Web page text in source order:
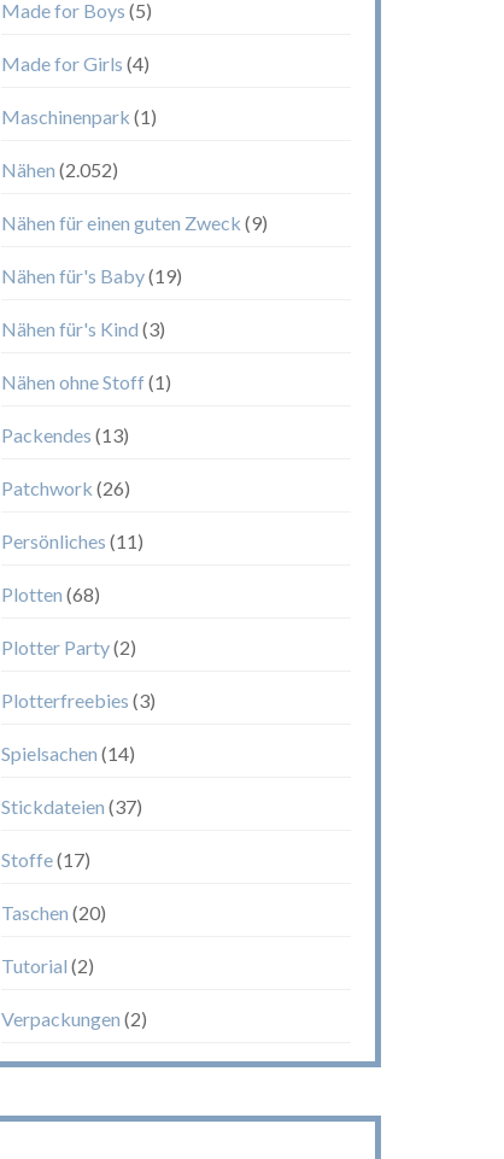
Made for Boys (5)
Made for Girls (4)
Maschinenpark (1)
Nähen (2.052)
Nähen für einen guten Zweck (9)
Nähen für's Baby(19)
Nähen für's Kind (3)
Nähen ohne Stoff (1)
Packendes (13)
Patchwork (26)
Persönliches (11)
Plotten (68)
Plotter Party(2)
Plotterfreebies (3)
Spielsachen (14)
Stickdateien (37)
Stoffe(17)
Taschen (20)
Tutorial (2)
Verpackungen (2)